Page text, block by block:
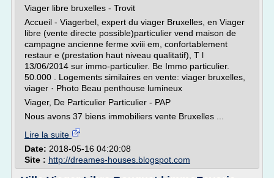
Viager libre bruxelles - Trovit
Accueil - Viagerbel, expert du viager Bruxelles, en Viager
libre (vente directe possible)particulier vend maison de
campagne ancienne ferme xviii em, confortablement
restaur e (prestation haut niveau qualitatif), T l
13/06/2014 sur immo-particulier. Be Immo particulier.
50.000 . Logements similaires en vente: viager bruxelles,
viager · Photo Beau penthouse lumineux
Viager, De Particulier Particulier - PAP
Nous avons 37 biens immobiliers vente Bruxelles ...
Lire la suite
Date: 2018-05-16 04:20:08
Site : http://dreames-houses.blogspot.com